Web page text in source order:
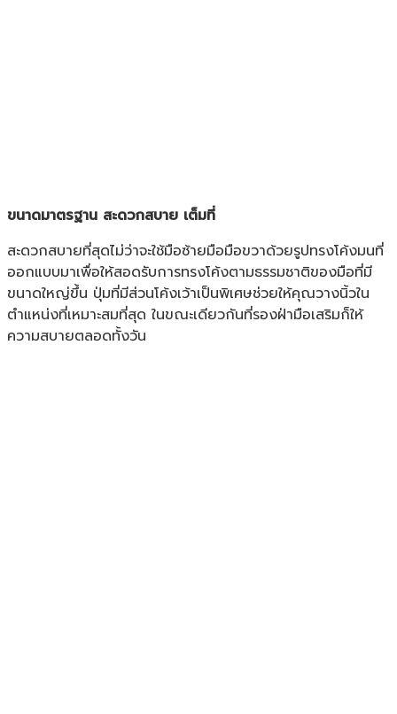
ขนาดมาตรฐาน สะดวกสบาย เต็มที่
สะดวกสบายที่สุดไม่ว่าจะใช้มือซ้ายมือมือขวาด้วยรูปทรงโค้งมนที่
ออกแบบมาเพื่อให้สอดรับการทรงโค้งตามธรรมชาติของมือที่มี
ขนาดใหญ่ขึ้น ปุ่มที่มีส่วนโค้งเว้าเป็นพิเศษช่วยให้คุณวางนิ้วใน
ตำแหน่งที่เหมาะสมที่สุด ในขณะเดียวกันที่รองฝ่ามือเสริมก็ให้
ความสบายตลอดทั้งวัน